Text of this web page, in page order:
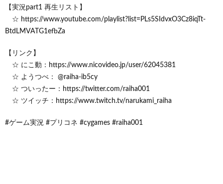
【実況part1 再生リスト】
☆ https://www.youtube.com/playlist?list=PLs5SIdvxO3Cz8iqTt-
BtdLMVATG1efbZa
【リンク】
☆ にこ動：https://www.nicovideo.jp/user/62045381
☆ ようつべ： @raiha-ib5cy
☆ ついったー：https://twitter.com/raiha001
☆ ツイッチ：https://www.twitch.tv/narukami_raiha
#ゲーム実況 #プリコネ #cygames #raiha001